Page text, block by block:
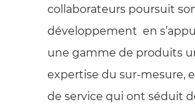
collaborateurs poursuit
développement en
une gamme de produits
expertise du sur-mesure,
de service qui ont séduit